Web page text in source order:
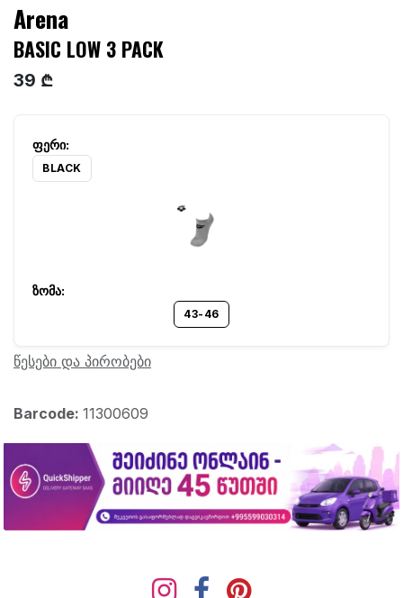
Arena
BASIC LOW 3 PACK
39 ₾
BLACK
43-46
წესები და პირობები
Barcode: 11300609